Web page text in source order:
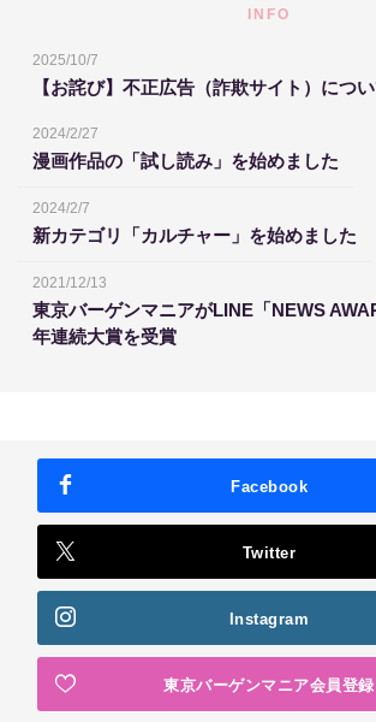
INFO
2025/10/7
【お詫び】不正広告（詐欺サイト）につ
2024/2/27
漫画作品の「試し読み」を始めました
2024/2/7
新カテゴリ「カルチャー」を始めました
2021/12/13
東京バーゲンマニアがLINE「NEWS
年連続大賞を受賞
Facebook
Twitter
Instagram
東京バーゲンマニア会員登録